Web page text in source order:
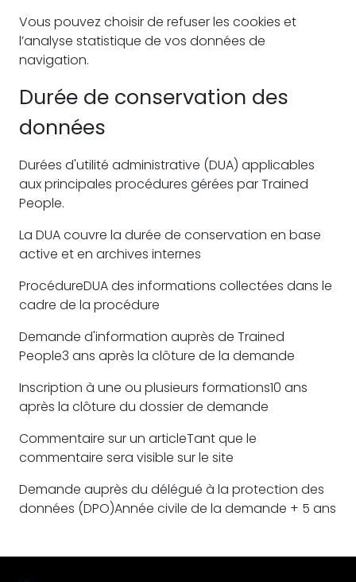
Vous pouvez choisir de refuser les cookies et
l’analyse statistique de vos données de
navigation.
Durée de conservation des
données
Durées d'utilité administrative (DUA) applicables
aux principales procédures gérées par Trained
People.
La DUA couvre la durée de conservation en base
active et en archives internes
ProcédureDUA des informations collectées dans le
cadre de la procédure
Demande d'information auprès de Trained
People3 ans après la clôture de la demande
Inscription à une ou plusieurs formations10 ans
après la clôture du dossier de demande
Commentaire sur un articleTant que le
commentaire sera visible sur le site
Demande auprès du délégué à la protection des
données (DPO)Année civile de la demande + 5 ans